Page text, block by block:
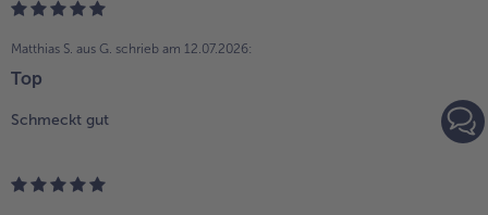
Matthias S. aus G. schrieb am 12.07.2026:
Top
Schmeckt gut